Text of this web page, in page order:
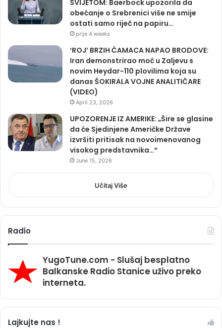
SVIJETOM: Baerbock upozorila da
obećanje o Srebrenici više ne smije
ostati samo riječ na papiru…
prije 4 weeks
‘ROJ’ BRZIH ČAMACA NAPAO BRODOVE:
Iran demonstrirao moć u Zaljevu s
novim Heydar-110 plovilima koja su
danas ŠOKIRALA VOJNE ANALITIČARE
(VIDEO)
April 23, 2026
UPOZORENJE IZ AMERIKE: „Šire se glasine
da će Sjedinjene Američke Države
izvršiti pritisak na novoimenovanog
visokog predstavnika…“
June 15, 2026
Učitaj Više
Radio
YugoTune.com - Slušaj besplatno
Balkanske Radio Stanice uživo preko
interneta.
Lajkujte nas !